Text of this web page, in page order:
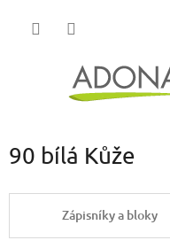
90 bílá Kůže
Zápisníky a bloky